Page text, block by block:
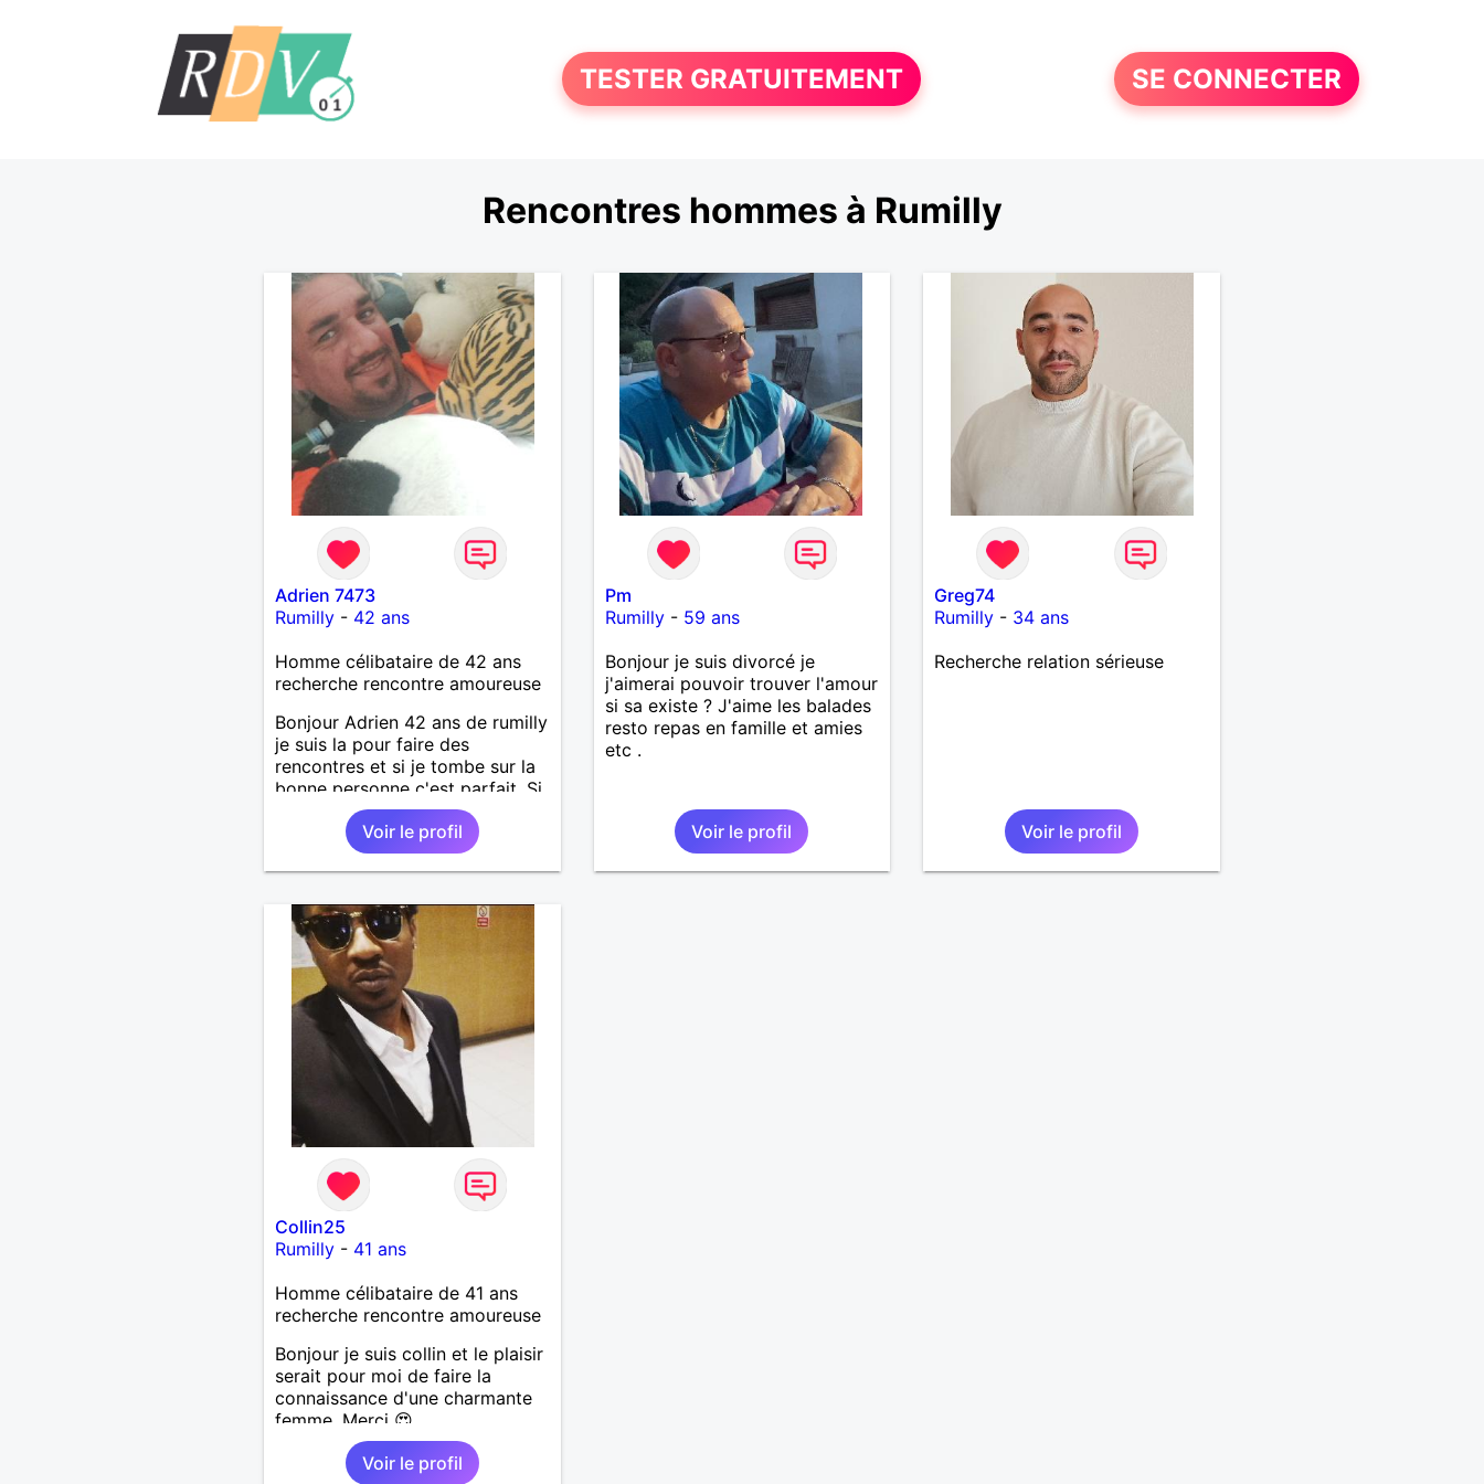
TESTER GRATUITEMENT SE CONNECTER
Rencontres hommes à Rumilly
Adrien 7473
Rumilly- 42 ans
Homme célibataire de 42 ans
recherche rencontre amoureuse
Bonjour Adrien 42 ans de rumilly
je suis la pour faire des
rencontres et si je tombe sur la
bonne personne c'est parfait. Si
tu est attentionné tactile et
honnête je te met direct un
Voir le profil
Pm
Rumilly- 59 ans
Bonjour je suis divorcé je
j'aimerai pouvoir trouver l'amour
si sa existe ? J'aime les balades
resto repas en famille et amies
etc .
Voir le profil
Greg74
Rumilly - 34 ans
Recherche relation sérieuse
Voir le profil
Collin25
Rumilly- 41 ans
Homme célibataire de 41 ans
recherche rencontre amoureuse
Bonjour je suis collin et le plaisir
serait pour moi de faire la
connaissance d'une charmante
femme. Merci 😍
Voir le profil